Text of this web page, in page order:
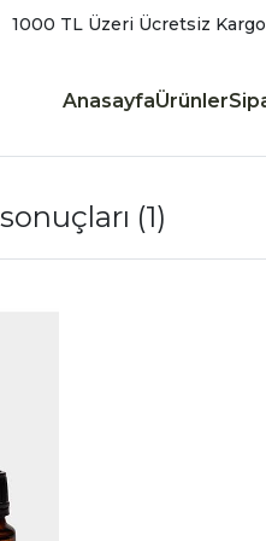
1000 TL Üzeri Ücretsiz Kargo
AnasayfaÜrünler
(1)